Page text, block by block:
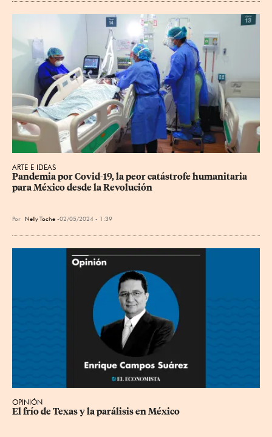
ARTE E IDEAS
Pandemia por Covid-19, la peor catástrofe humanitaria
para México desde la Revolución
Por Nelly Toche 02/05/2024 - 1:39
OPINIÓN
El frío de Texas y la parálisis en México